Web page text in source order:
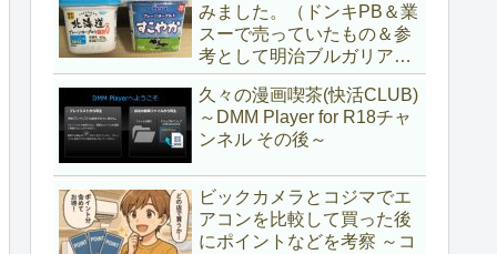
みました。（ドンキPB＆業
スーで売っていたもの＆参
考として明治ブルガリアヨ
ーグルト)
久々の漫画喫茶(快活CLUB)
～DMM Player for R18チャ
ンネル その後～
ビックカメラとコジマでエ
アコンを比較して買った後
にポイントなどを考察 ～コ